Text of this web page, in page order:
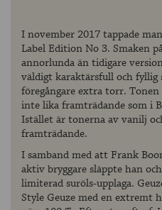
I november 2017 tappade
Label Edition No 3. Smaken
annorlunda än tidigare
väldigt karaktärsfull och fyllig
föregångare extra torr.
inte lika framträdande som i
Istället är tonerna av vanilj
framträdande.
I samband med att Frank
aktiv bryggare släppte han
limiterad suröls-upplaga.
Style Geuze med en extremt